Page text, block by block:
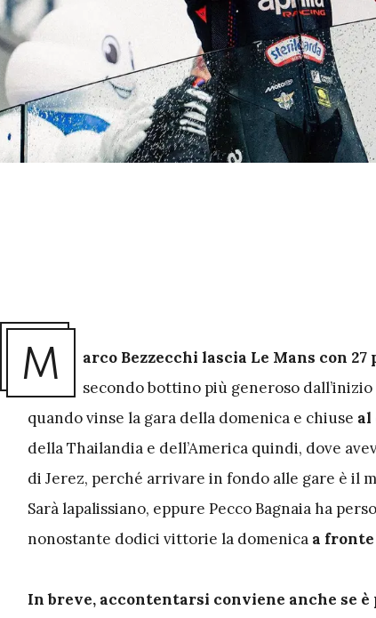
M arco Bezzecchi lascia Le Mans con 27
secondo bottino più generoso
quando vinse la gara della domenica e chiuse al
della Thailandia e dell’America quindi, dove
di Jerez, perché arrivare in fondo alle gare è il
Sarà lapalissiano, eppure Pecco Bagnaia ha
nonostante dodici vittorie la domenica a
In breve, accontentarsi conviene anche se